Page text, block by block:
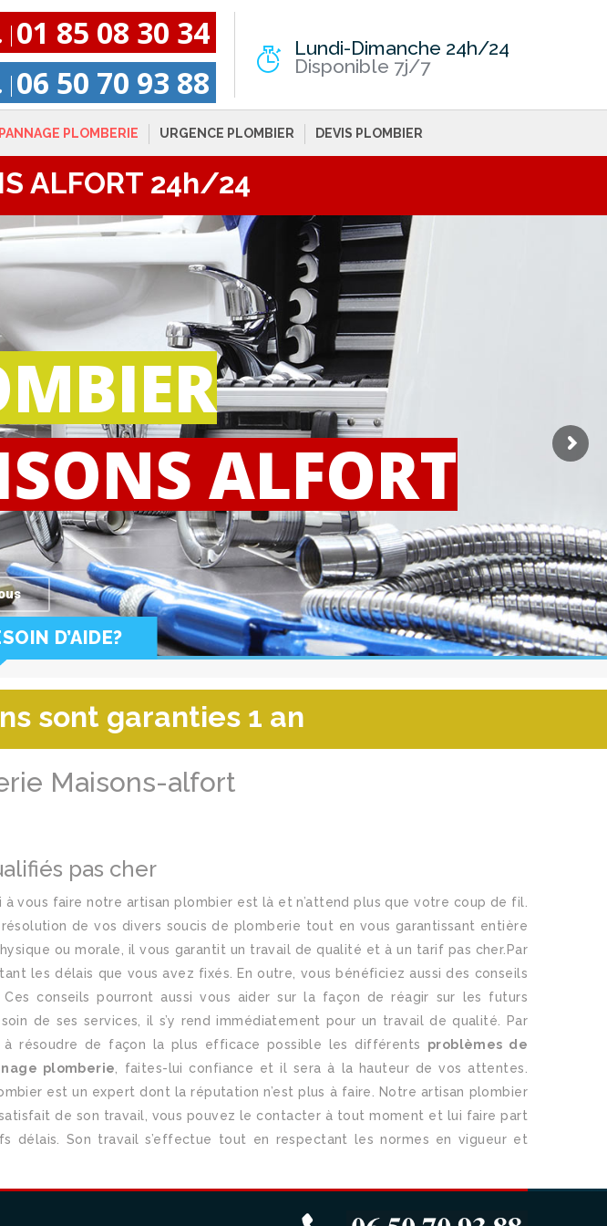
Lundi-Dimanche 24h/24
Disponible 7j/7
01 85 08 30 34
06 50 70 93 88
PLOMBERIE URGENCE PLOMBIER DEVIS PLOMBIER
ALFORT 24h/24
ALFORT
D’AIDE?
sont garanties 1 an
Maisons-alfort
pas cher
vous faire notre artisan plombier est là et n’attend plus que votre coup de fil.
de vos divers soucis de plomberie tout en vous garantissant entière
ou morale, il vous garantit un travail de qualité et à un tarif pas cher.Par
les délais que vous avez fixés. En outre, vous bénéficiez aussi des conseils
conseils pourront aussi vous aider sur la façon de réagir sur les futurs
de ses services, il s’y rend immédiatement pour un travail de qualité. Par
à résoudre de façon la plus efficace possible les différents problèmes de
plomberie , faites-lui confiance et il sera à la hauteur de vos attentes.
est un expert dont la réputation n’est plus à faire. Notre artisan plombier
de son travail, vous pouvez le contacter à tout moment et lui faire part
délais. Son travail s’effectue tout en respectant les normes en vigueur et
PLAN DU SITE